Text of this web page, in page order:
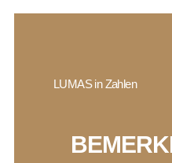
LUMAS in Zahlen